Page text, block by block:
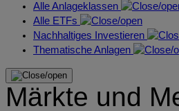
Alle Anlageklassen
Alle ETFs
Nachhaltiges Investieren
Thematische Anlagen
Märkte und